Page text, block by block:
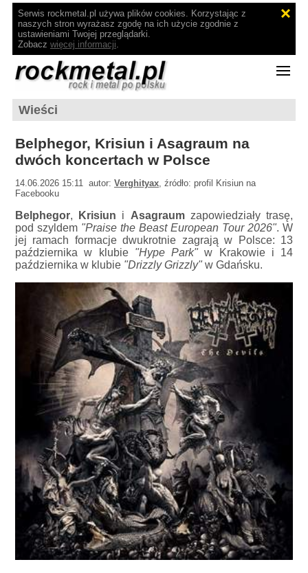
Serwis rockmetal.pl używa plików cookies. Korzystając z
naszych stron wyrażasz zgodę na ich użycie zgodnie z
ustawieniami Twojej przeglądarki.
Zobacz więcej informacji.
Wieści
Belphegor, Krisiun i Asagraum na
dwóch koncertach w Polsce
14.06.2026 15:11 autor:Verghityax, źródło: profil Krisiun na
Facebooku
Belphegor, Krisiun i Asagraumzapowiedziały trasę,
pod szyldem "Praise the Beast European Tour 2026". W
jej ramach formacje dwukrotnie zagrają w Polsce: 13
października w klubie"Hype Park"w Krakowie i 14
października w klubie "Drizzly Grizzly"w Gdańsku.